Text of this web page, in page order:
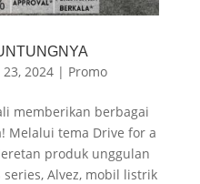
23, 2024| Promo
memberikan berbagai
Melalui tema Drive for a
produk unggulan
Alvez, mobil listrik